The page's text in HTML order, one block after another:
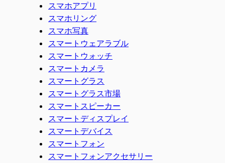
スマホアプリ
スマホリング
スマホ写真
スマートウェアラブル
スマートウォッチ
スマートカメラ
スマートグラス
スマートグラス市場
スマートスピーカー
スマートディスプレイ
スマートデバイス
スマートフォン
スマートフォンアクセサリー